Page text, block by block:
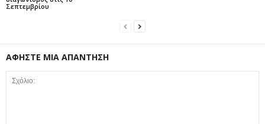
Σεπτεμβρίου
ΑΦΗΣΤΕ ΜΙΑ ΑΠΑΝΤΗΣΗ